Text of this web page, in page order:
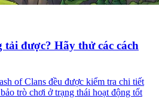
tải được? Hãy thử các cách
of Clans đều được kiểm tra chi tiết
trò chơi ở trạng thái hoạt động tốt